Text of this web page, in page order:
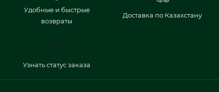
Удобные и быстрые
возвраты
Доставка по Казахстану
Узнать статус заказа